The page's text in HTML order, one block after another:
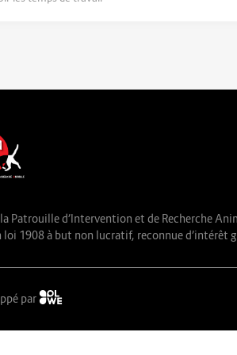
Patrouille d’Intervention et de Recherche
loi 1908 à but non lucratif, reconnue d’intérêt
par